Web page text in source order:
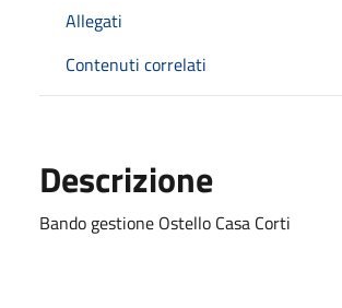
Allegati
Contenuti correlati
Descrizione
Bando gestione Ostello Casa Corti